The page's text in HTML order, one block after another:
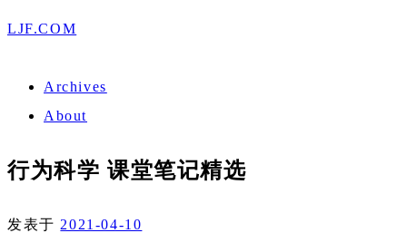
LJF.COM
Archives
About
行为科学 课堂笔记精选
发表于 2021-04-10